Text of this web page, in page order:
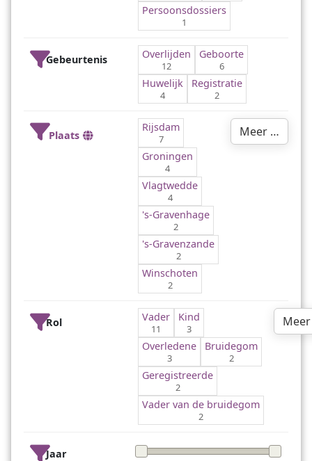
Persoonsdossiers
1
Gebeurtenis Overlijden
12
Geboorte
6
Huwelijk
4
Registratie
2
Plaats
Rijsdam
7
Groningen
4
Vlagtwedde
4
's-Gravenhage
2
's-Gravenzande
2
Winschoten
2
Meer …
Rol Vader
11
Kind
3
Overledene
3
Bruidegom
2
Geregistreerde
2
Vader van de bruidegom
2
Jaar